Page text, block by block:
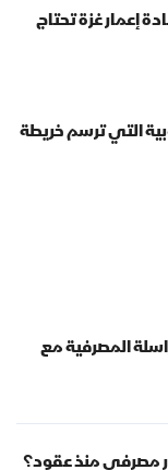
إعمار غزة تحتاج
التي ترسم خريطة
المصرفية مع
مصرفي منذ عقود؟